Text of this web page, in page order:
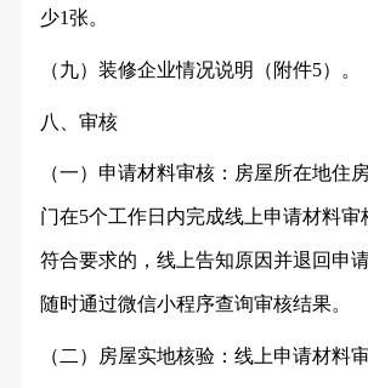
少1张。
（九）装修企业情况说明（附件5）。
八、审核
（一）申请材料审核：房屋所在地住
门在5个工作日内完成线上申请材料审
符合要求的，线上告知原因并退回申
随时通过微信小程序查询审核结果。
（二）房屋实地核验：线上申请材料